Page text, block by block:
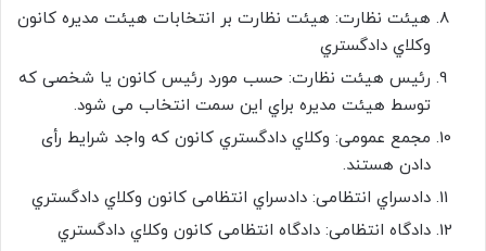
هیئت ﻧﻈﺎﺭﺕ: هیئت ﻧﻈﺎﺭﺕ ﺑﺮ ﺍﻧﺘﺨﺎﺑﺎﺕ هیئت مدیره ﻛﺎﻧﻮﻥ
ﻭﻛﻼﻱ ﺩﺍﺩﮔﺴﺘﺮﻱ
ﺭﺋﻴﺲ هیئت ﻧﻈﺎﺭﺕ: ﺣﺴﺐ ﻣﻮﺭﺩ ﺭﺋﻴﺲ ﻛﺎﻧﻮﻥ ﻳﺎ شخصی ﻛﻪ
ﺗﻮﺳﻂ هیئت مدیره ﺑﺮﺍﻱ ﺍﻳﻦ ﺳﻤﺖ ﺍﻧﺘﺨﺎﺏ می شود.
ﻣﺠﻤﻊ عمومی: ﻭﻛﻼﻱ ﺩﺍﺩﮔﺴﺘﺮﻱ ﻛﺎﻧﻮﻥ ﻛﻪ ﻭﺍﺟﺪ ﺷﺮﺍﻳﻂ رأی
دادن ﻫﺴﺘﻨﺪ.
ﺩﺍﺩﺳﺮﺍﻱ انتظامی: ﺩﺍﺩﺳﺮﺍﻱ انتظامی ﻛﺎﻧﻮﻥ ﻭﻛﻼﻱ ﺩﺍﺩﮔﺴﺘﺮﻱ
ﺩﺍﺩﮔﺎﻩ انتظامی: ﺩﺍﺩﮔﺎﻩ انتظامی ﻛﺎﻧﻮﻥ ﻭﻛﻼﻱ ﺩﺍﺩﮔﺴﺘﺮﻱ